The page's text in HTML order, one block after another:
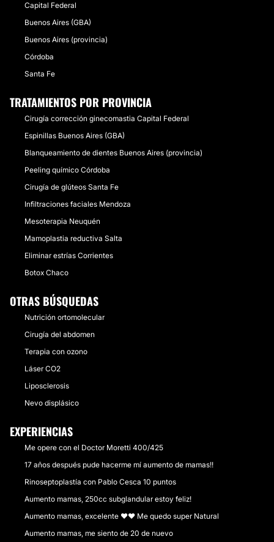
Capital Federal
Buenos Aires (GBA)
Buenos Aires (provincia)
Córdoba
Santa Fe
TRATAMIENTOS POR PROVINCIA
Cirugía corrección ginecomastia Capital Federal
Espinillas Buenos Aires (GBA)
Blanqueamiento de dientes Buenos Aires (provincia)
Peeling químico Córdoba
Cirugía de glúteos Santa Fe
Infiltraciones faciales Mendoza
Mesoterapia Neuquén
Mamoplastia reductiva Salta
Eliminar estrías Corrientes
Botox Chaco
OTRAS BÚSQUEDAS
Nutrición ortomolecular
Cirugía del abdomen
Terapia con ozono
Láser CO2
Liposclerosis
Nevo displásico
EXPERIENCIAS
Me opere con el Doctor Moretti 400/425
17 años después pude hacerme mí aumento de mamas!!
Rinoseptoplastía con Pablo Cesca 10 puntos
Aumento mamas, 250cc subglandular estoy feliz!
Aumento mamas, excelente ❤❤ Me quedo super Natural
Aumento mamas, me siento de 20 de nuevo